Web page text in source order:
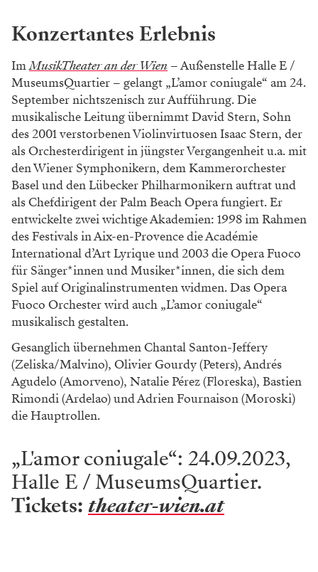
Konzertantes Erlebnis
ImMusikTheater an der Wien – Außenstelle Halle E /
MuseumsQuartier – gelangt „L’amor coniugale“ am 24.
September nichtszenisch zur Aufführung. Die
musikalische Leitung übernimmt David Stern, Sohn
des 2001 verstorbenen Violinvirtuosen Isaac Stern, der
als Orchesterdirigent in jüngster Vergangenheit u.a. mit
den Wiener Symphonikern, dem Kammerorchester
Basel und den Lübecker Philharmonikern auftrat und
als Chefdirigent der Palm Beach Opera fungiert. Er
entwickelte zwei wichtige Akademien: 1998 im Rahmen
des Festivals in Aix-en-Provence die Académie
International d’Art Lyrique und 2003 die Opera Fuoco
für Sänger*innen und Musiker*innen, die sich dem
Spiel auf Originalinstrumenten widmen. Das Opera
Fuoco Orchester wird auch „L’amor coniugale“
musikalisch gestalten.
Gesanglich übernehmen Chantal Santon-Jeffery
(Zeliska/Malvino), Olivier Gourdy (Peters), Andrés
Agudelo (Amorveno), Natalie Pérez (Floreska), Bastien
Rimondi (Ardelao) und Adrien Fournaison (Moroski)
die Hauptrollen.
„L'amor coniugale“: 24.09.2023,
Halle E / MuseumsQuartier.
Tickets: theater-wien.at